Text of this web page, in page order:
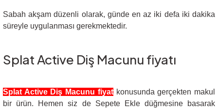
Sabah akşam düzenli olarak, günde en az iki defa iki dakika
süreyle uygulanması gerekmektedir.
Splat Active Diş Macunu fiyatı
Splat Active Diş Macunu fiyat konusunda gerçekten makul
bir ürün. Hemen siz de Sepete Ekle düğmesine basarak